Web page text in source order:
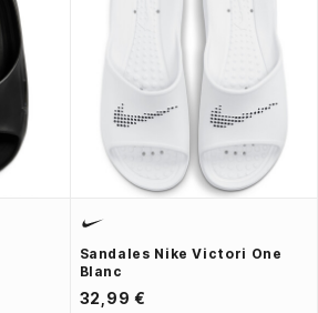
Sandales Nike Victori One
Blanc
32,99 €